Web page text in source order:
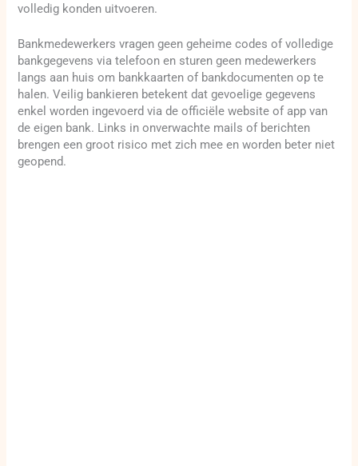
volledig konden uitvoeren.
Bankmedewerkers vragen geen geheime codes of volledige
bankgegevens via telefoon en sturen geen medewerkers
langs aan huis om bankkaarten of bankdocumenten op te
halen. Veilig bankieren betekent dat gevoelige gegevens
enkel worden ingevoerd via de officiële website of app van
de eigen bank. Links in onverwachte mails of berichten
brengen een groot risico met zich mee en worden beter niet
geopend.